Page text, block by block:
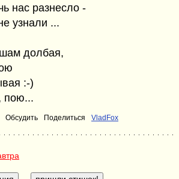
нас разнесло -
узнали ...
долбая,
:-)
пою...
Обсудить Поделиться VladFox